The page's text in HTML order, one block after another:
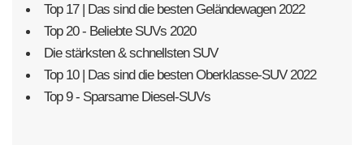
Top 17 | Das sind die besten Geländewagen 2022
Top 20 - Beliebte SUVs 2020
Die stärksten & schnellsten SUV
Top 10 | Das sind die besten Oberklasse-SUV 2022
Top 9 - Sparsame Diesel-SUVs